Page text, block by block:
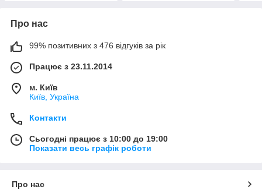
Про нас
99% позитивних з 476 відгуків за рік
Працює з 23.11.2014
м. Київ
Київ, Україна
Контакти
Сьогодні працює з 10:00 до 19:00
Показати весь графік роботи
Про нас